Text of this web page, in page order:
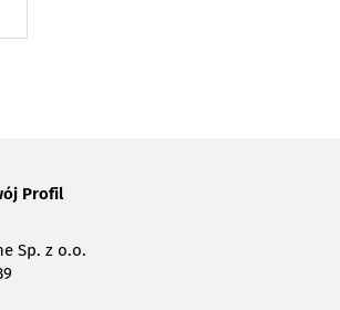
Profil
Sp. z o.o.